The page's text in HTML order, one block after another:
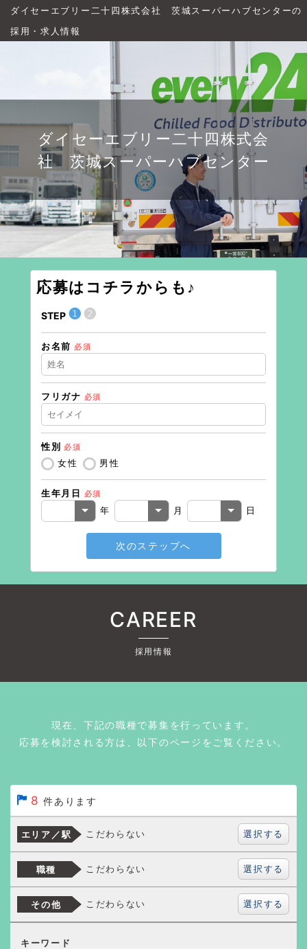
ダイセーエブリー二十四株式会社 茨城スーパーハブセンターの
採用・求人情報
ダイセーエブリー二十四株式会
社 茨城スーパーハブセンター
応募はコチラからも♪
STEP ❶❷
お名前 必須
フリガナ 必須
性別 必須
女性 男性
生年月日 必須
年 月 日
次のステップへ
CAREER
採用情報
現在、下記の職種で募集を行っています。
応募を検討される方は、以下のページをご覧ください。
8 件あります
エリア／駅 こだわらない 選択する
職種 こだわらない 選択する
その他 こだわらない 選択する
キーワード